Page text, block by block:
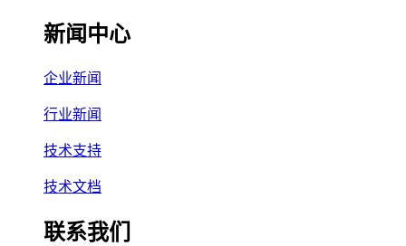
新闻中心
企业新闻
行业新闻
技术支持
技术文档
联系我们